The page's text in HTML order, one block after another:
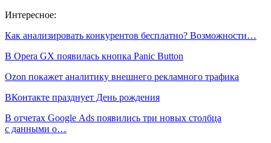
Интересное:
Как анализировать конкурентов бесплатно? Возможности…
В Opera GX появилась кнопка Panic Button
Ozon покажет аналитику внешнего рекламного трафика
ВКонтакте празднует День рождения
В отчетах Google Ads появились три новых столбца
с данными о…